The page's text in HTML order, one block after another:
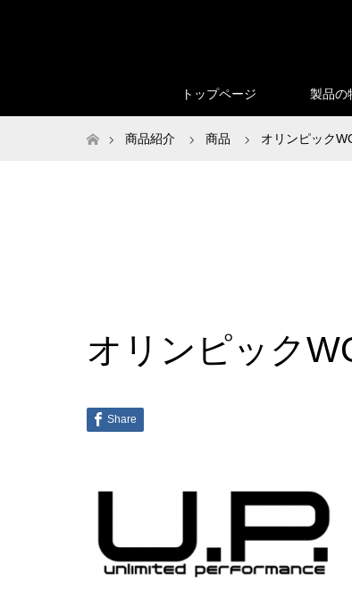
トップページ 製品の
ホーム商品紹介 商品 オリンピック
オリンピック
Share